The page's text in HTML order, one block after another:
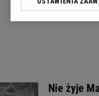
Nie żyje
Klikając „Akceptuję”
Zaufanych Partnerów i
Użycie dokładnych
Przechowywanie